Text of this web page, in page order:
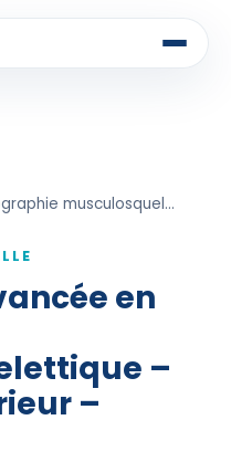
Formation avancée en échographie musculosquelettique – Membre inférieur – 11/26
en
–
–